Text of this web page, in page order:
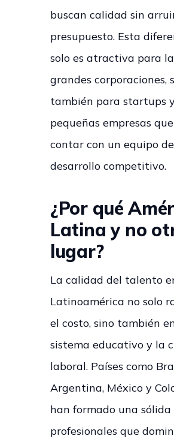
buscan calidad sin
presupuesto. Esta
solo es atractiva para
grandes corporaciones,
también para startups
pequeñas empresas
contar con un equipo de
desarrollo competitivo.
¿Por qué
Latina y no
lugar?
La calidad del talento
Latinoamérica no solo
el costo, sino también
sistema educativo y la
laboral. Países como
Argentina, México y
han formado una sólida
profesionales que